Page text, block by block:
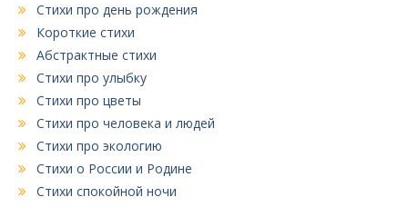
Стихи про день рождения
Короткие стихи
Абстрактные стихи
Стихи про улыбку
Стихи про цветы
Стихи про человека и людей
Стихи про экологию
Стихи о России и Родине
Стихи спокойной ночи